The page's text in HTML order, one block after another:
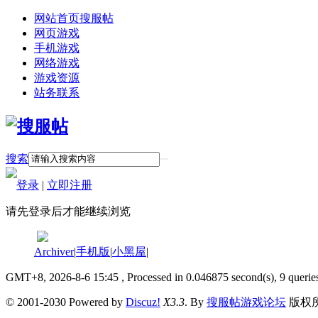
网站首页搜服帖
网页游戏
手机游戏
网络游戏
游戏资源
站务联系
搜索
登录 | 立即注册
请先登录后才能继续浏览
Archiver|手机版|小黑屋|
GMT+8, 2026-8-6 15:45 , Processed in 0.046875 second(s), 9
© 2001-2030 Powered by Discuz! X3.3. By 搜服帖游戏论坛 版权